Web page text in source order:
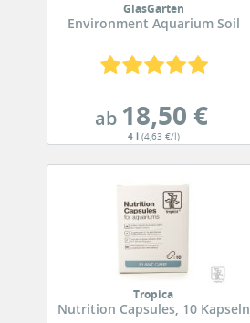
GlasGarten
Environment Aquarium Soil
ab18,50 €
4 l (4,63 €/l)
Tropica
Nutrition Capsules, 10 Kapseln